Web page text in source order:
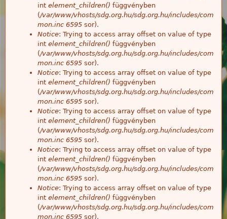
int element_children() függvényben
(/var/www/vhosts/sdg.org.hu/sdg.org.hu/includes/com
mon.inc 6595 sor).
Notice: Trying to access array offset on value of type
int element_children() függvényben
(/var/www/vhosts/sdg.org.hu/sdg.org.hu/includes/com
mon.inc 6595 sor).
Notice: Trying to access array offset on value of type
int element_children() függvényben
(/var/www/vhosts/sdg.org.hu/sdg.org.hu/includes/com
mon.inc 6595 sor).
Notice: Trying to access array offset on value of type
int element_children() függvényben
(/var/www/vhosts/sdg.org.hu/sdg.org.hu/includes/com
mon.inc 6595 sor).
Notice: Trying to access array offset on value of type
int element_children() függvényben
(/var/www/vhosts/sdg.org.hu/sdg.org.hu/includes/com
mon.inc 6595 sor).
Notice: Trying to access array offset on value of type
int element_children() függvényben
(/var/www/vhosts/sdg.org.hu/sdg.org.hu/includes/com
mon.inc 6595 sor).